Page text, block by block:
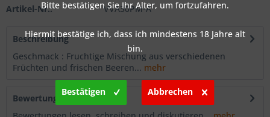
Artikel-Nr.: VVA30PM-A
Beschreibung
Geschmack : Fruchtige Mischung aus verschiedenen
Früchten und frischen Beeren... mehr
Bewertungen
0
Bitte bestätigen Sie Ihr Alter, um fortzufahren.
Hiermit bestätige ich, dass ich mindestens 18 Jahre alt
bin.
Bestätigen Abbrechen